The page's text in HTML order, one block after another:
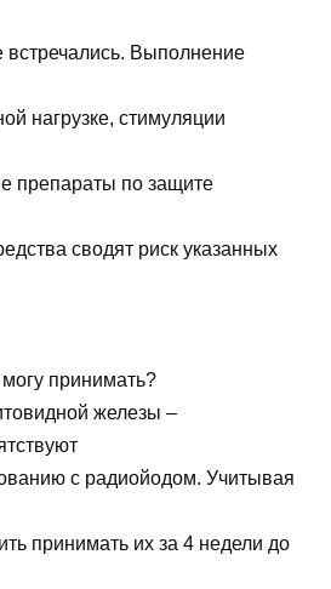
встречались. Выполнение
нагрузке, стимуляции
препараты по защите
сводят риск указанных
принимать?
железы –
с радиойодом. Учитывая
принимать их за 4 недели до